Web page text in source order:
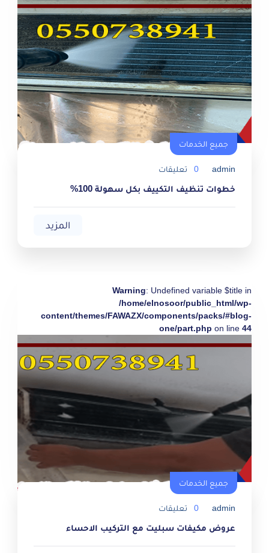
جميع الخدمات
admin
0 تعليقات
خطوات تنظيف التكييف بكل سهولة 100%
المزيد
Warning: Undefined variable $title in
/home/elnosoor/public_html/wp-
content/themes/FAWAZX/components/packs/#blog-
one/part.php on line 44
جميع الخدمات
admin
0 تعليقات
عروض مكيفات سبليت مع التركيب الاحساء